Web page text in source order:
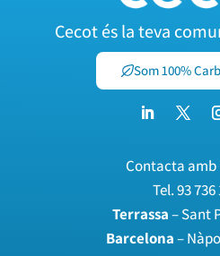
Cecot és la teva
Som 100%
Contacta amb
Tel.93 736
Terrassa– Sant
Barcelona–